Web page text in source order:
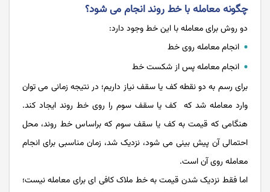
چگونه معامله با خط روند انجام می‌ شود؟
دو روش برای معامله با این خط وجود دارد:
انجام معامله روی خط
انجام معامله پس از شکست خط
برای رسم به دو نقطه کف یا سقف نیاز داریم؛ در نتیجه زمانی می توان
وارد معامله شد که کف یا سقف سوم را روی خط روند ایجاد کند.
هنگامی که قیمت به کف یا سقف سوم که براساس خط روند، محل
احتمالی آن پیش بینی می شود، نزدیک شد، زمان مناسبی برای انجام
معامله روی آن است.
اما فقط نزدیک شدن قیمت به خط ملاک کافی ای برای معامله نیست؛